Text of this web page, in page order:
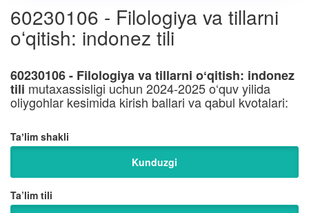
60230106 - Filologiya va tillarni
oʻqitish: indonez tili
60230106 - Filologiya va tillarni oʻqitish: indonez
tili mutaxassisligi uchun 2024-2025 o‘quv yilida
oliygohlar kesimida kirish ballari va qabul kvotalari:
Taʼlim shakli
Kunduzgi
Ta’lim tili